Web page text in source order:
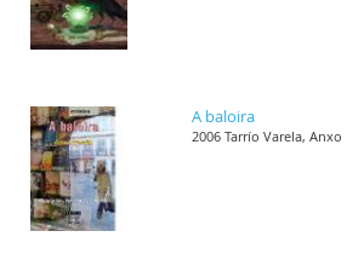
A baloira
2006 Tarrío Varela, Anxo